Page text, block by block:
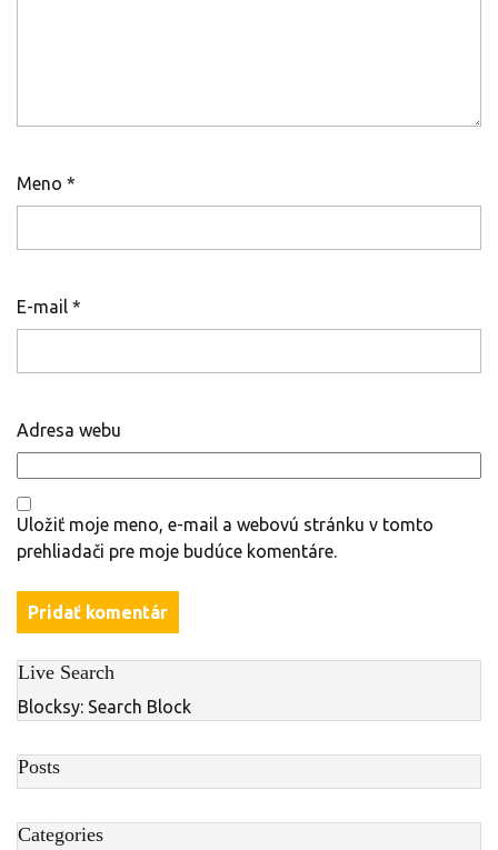
Meno *
E-mail *
Adresa webu
Uložiť moje meno, e-mail a webovú stránku v tomto
prehliadači pre moje budúce komentáre.
Live Search
Blocksy: Search Block
Posts
Categories